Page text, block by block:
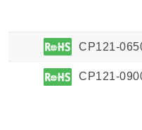
CP121-
CP121-